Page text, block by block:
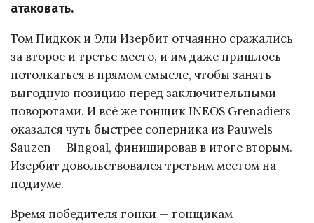
атаковать.
Том Пидкок и Эли Изербит отчаянно сражались
за второе и третье место, и им даже пришлось
потолкаться в прямом смысле, чтобы занять
выгодную позицию перед заключительными
поворотами. И всё же гонщик INEOS Grenadiers
оказался чуть быстрее соперника из Pauwels
Sauzen — Bingoal, финишировав в итоге вторым.
Изербит довольствовался третьим местом на
подиуме.
Время победителя гонки — гонщикам